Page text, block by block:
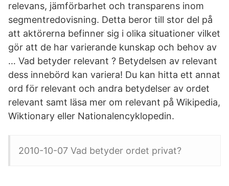
relevans, jämförbarhet och transparens inom
segmentredovisning. Detta beror till stor del på
att aktörerna befinner sig i olika situationer vilket
gör att de har varierande kunskap och behov av
… Vad betyder relevant ? Betydelsen av relevant
dess innebörd kan variera! Du kan hitta ett annat
ord för relevant och andra betydelser av ordet
relevant samt läsa mer om relevant på Wikipedia,
Wiktionary eller Nationalencyklopedin.
2010-10-07 Vad betyder ordet privat?